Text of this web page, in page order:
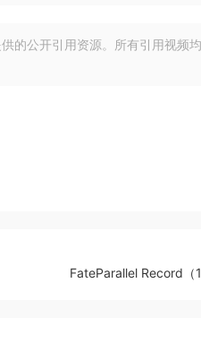
的公开引用资源。所有引用视频
FateParallel Record（